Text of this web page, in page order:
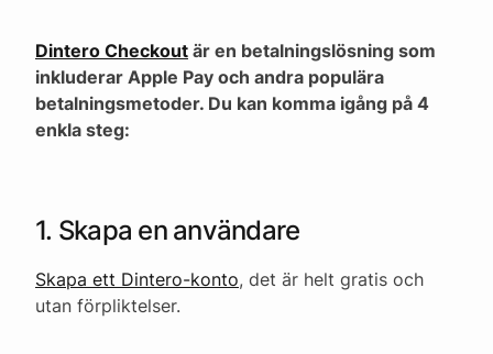
Dintero Checkout är en betalningslösning som
inkluderar Apple Pay och andra populära
betalningsmetoder. Du kan komma igång på 4
enkla steg:
1. Skapa en användare
Skapa ett Dintero-konto, det är helt gratis och
utan förpliktelser.